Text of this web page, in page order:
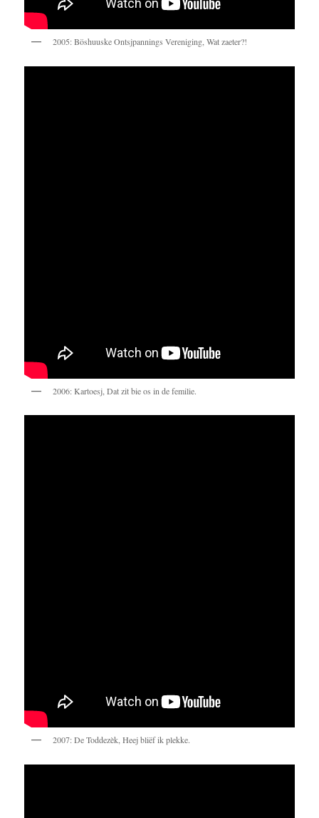
2005: Böshuuske Ontsjpannings Vereniging, Wat zaeter?!
2006: Kartoesj, Dat zit bie os in de femilie.
2007: De Toddezèk, Heej bliëf ik plekke.